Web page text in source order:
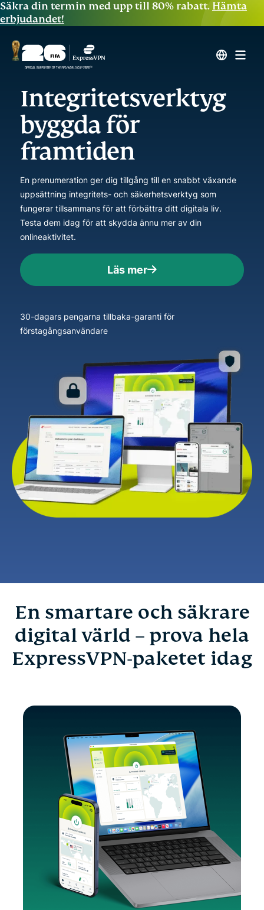
Säkra din termin med upp till 80% rabatt. Hämta
erbjudandet!
Integritetsverktyg
byggda för
framtiden
En prenumeration ger dig tillgång till en snabbt växande
uppsättning integritets- och säkerhetsverktyg som
fungerar tillsammans för att förbättra ditt digitala liv.
Testa dem idag för att skydda ännu mer av din
onlineaktivitet.
Läs mer
30-dagars pengarna tillbaka-garanti för
förstagångsanvändare
En smartare och säkrare
digital värld – prova hela
ExpressVPN-paketet idag